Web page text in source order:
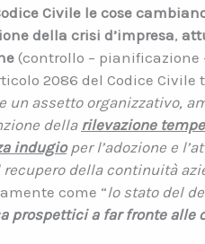
Civile le cose
della crisi d’impresa,
(controllo – pianificazione
2086 del Codice Civile
assetto organizzativo,
della rilevazione
indugioper l’adozione e
della continuità
come “lo stato del
prospettici a far fronte alle